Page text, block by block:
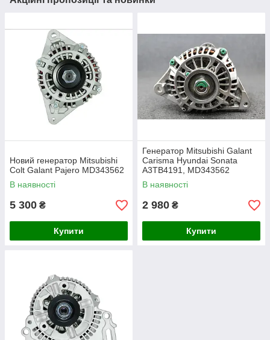
Новий генератор Mitsubishi
Colt Galant Pajero MD343562
В наявності
5 300 ₴
Купити
Генератор Mitsubishi Galant
Carisma Hyundai Sonata
A3TB4191, MD343562
В наявності
2 980 ₴
Купити